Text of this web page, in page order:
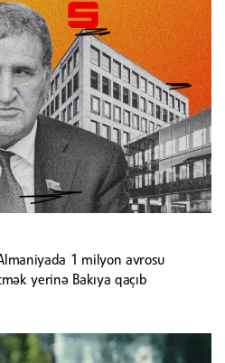
1 milyon avrosu
yerinə Bakıya qaçıb